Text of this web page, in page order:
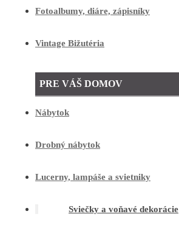
Fotoalbumy, diáre, zápisníky
Vintage Bižutéria
PRE VÁŠ DOMOV
Nábytok
Drobný nábytok
Lucerny, lampáše a svietniky
Sviečky a voňavé dekorácie